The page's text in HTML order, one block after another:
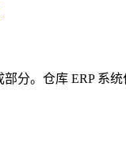
。仓库 ERP 系